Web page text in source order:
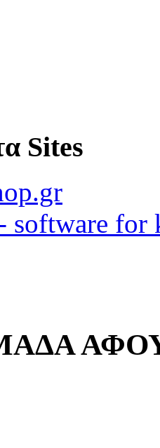
Sites
software for